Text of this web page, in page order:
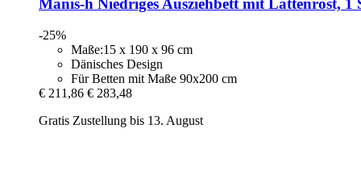
Manis-h Niedriges Ausziehbett mit Lattenrost, 1
-25%
Maße:15 x 190 x 96 cm
Dänisches Design
Für Betten mit Maße 90x200 cm
€ 211,86 € 283,48
Gratis Zustellung bis 13. August